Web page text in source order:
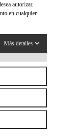
autorizar.
en cualquier
Más detalles